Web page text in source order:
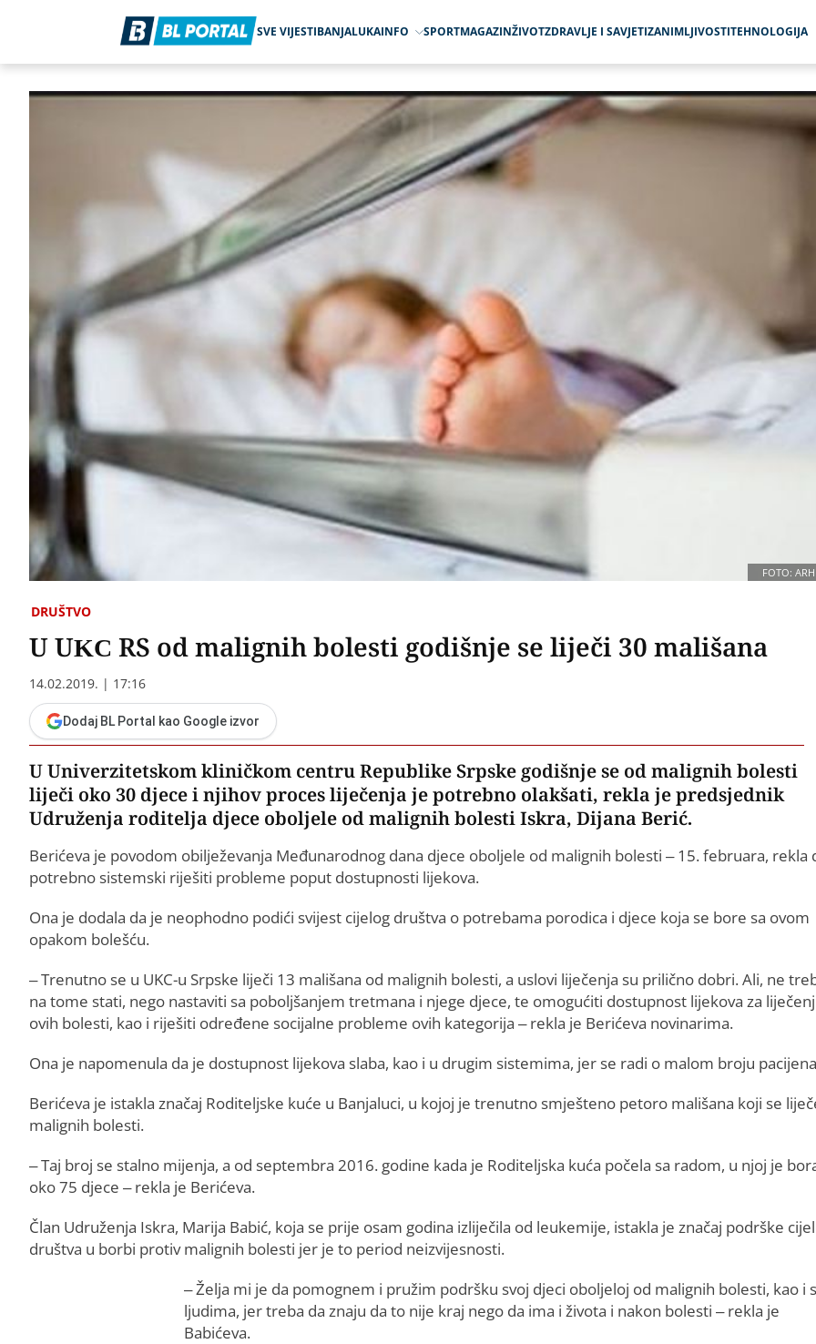
SVE VIJESTIBANJALUKAINFO SPORTMAGAZINŽIVOTZDRAVLJE I SAVJETIZANIMLJIVOSTITEHNOLOGIJA
FOTO:
DRUŠTVO
U UKC RS od malignih bolesti godišnje se liječi 30 mališana
14.02.2019. | 17:16
Dodaj BL Portal kao Google izvor
U Univerzitetskom kliničkom centru Republike Srpske godišnje se od malignih bolesti
liječi oko 30 djece i njihov proces liječenja je potrebno olakšati, rekla je predsjednik
Udruženja roditelja djece oboljele od malignih bolesti Iskra, Dijana Berić.
Berićeva je povodom obilježevanja Međunarodnog dana djece oboljele od malignih bolesti – 15. februara, rekla
potrebno sistemski riješiti probleme poput dostupnosti lijekova.
Ona je dodala da je neophodno podići svijest cijelog društva o potrebama porodica i djece koja se bore sa ovom
opakom bolešću.
– Trenutno se u UKC-u Srpske liječi 13 mališana od malignih bolesti, a uslovi liječenja su prilično dobri. Ali, ne
na tome stati, nego nastaviti sa poboljšanjem tretmana i njege djece, te omogućiti dostupnost lijekova za
ovih bolesti, kao i riješiti određene socijalne probleme ovih kategorija – rekla je Berićeva novinarima.
Ona je napomenula da je dostupnost lijekova slaba, kao i u drugim sistemima, jer se radi o malom broju
Berićeva je istakla značaj Roditeljske kuće u Banjaluci, u kojoj je trenutno smješteno petoro mališana koji se
malignih bolesti.
– Taj broj se stalno mijenja, a od septembra 2016. godine kada je Roditeljska kuća počela sa radom, u njoj je
oko 75 djece – rekla je Berićeva.
Član Udruženja Iskra, Marija Babić, koja se prije osam godina izliječila od leukemije, istakla je značaj podrške
društva u borbi protiv malignih bolesti jer je to period neizvijesnosti.
– Želja mi je da pomognem i pružim podršku svoj djeci oboljeloj od malignih bolesti, kao i
ljudima, jer treba da znaju da to nije kraj nego da ima i života i nakon bolesti – rekla je
Babićeva.